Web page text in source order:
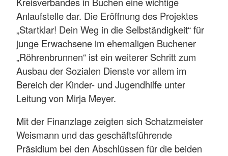
Anlaufstelle dar. Die Eröffnung des Projektes
„Startklar! Dein Weg in die Selbständigkeit“ für
junge Erwachsene im ehemaligen Buchener
„Röhrenbrunnen“ ist ein weiterer Schritt zum
Ausbau der Sozialen Dienste vor allem im
Bereich der Kinder- und Jugendhilfe unter
Leitung von Mirja Meyer.
Mit der Finanzlage zeigten sich Schatzmeister
Weismann und das geschäftsführende
Präsidium bei den Abschlüssen für die beiden